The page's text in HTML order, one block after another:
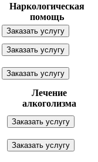
Наркологическая
помощь
Заказать услугу
Заказать услугу
Заказать услугу
Лечение
алкоголизма
Заказать услугу
Заказать услугу